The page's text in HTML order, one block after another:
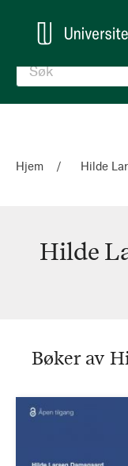
Hjem Hilde
Hilde
Bøker av